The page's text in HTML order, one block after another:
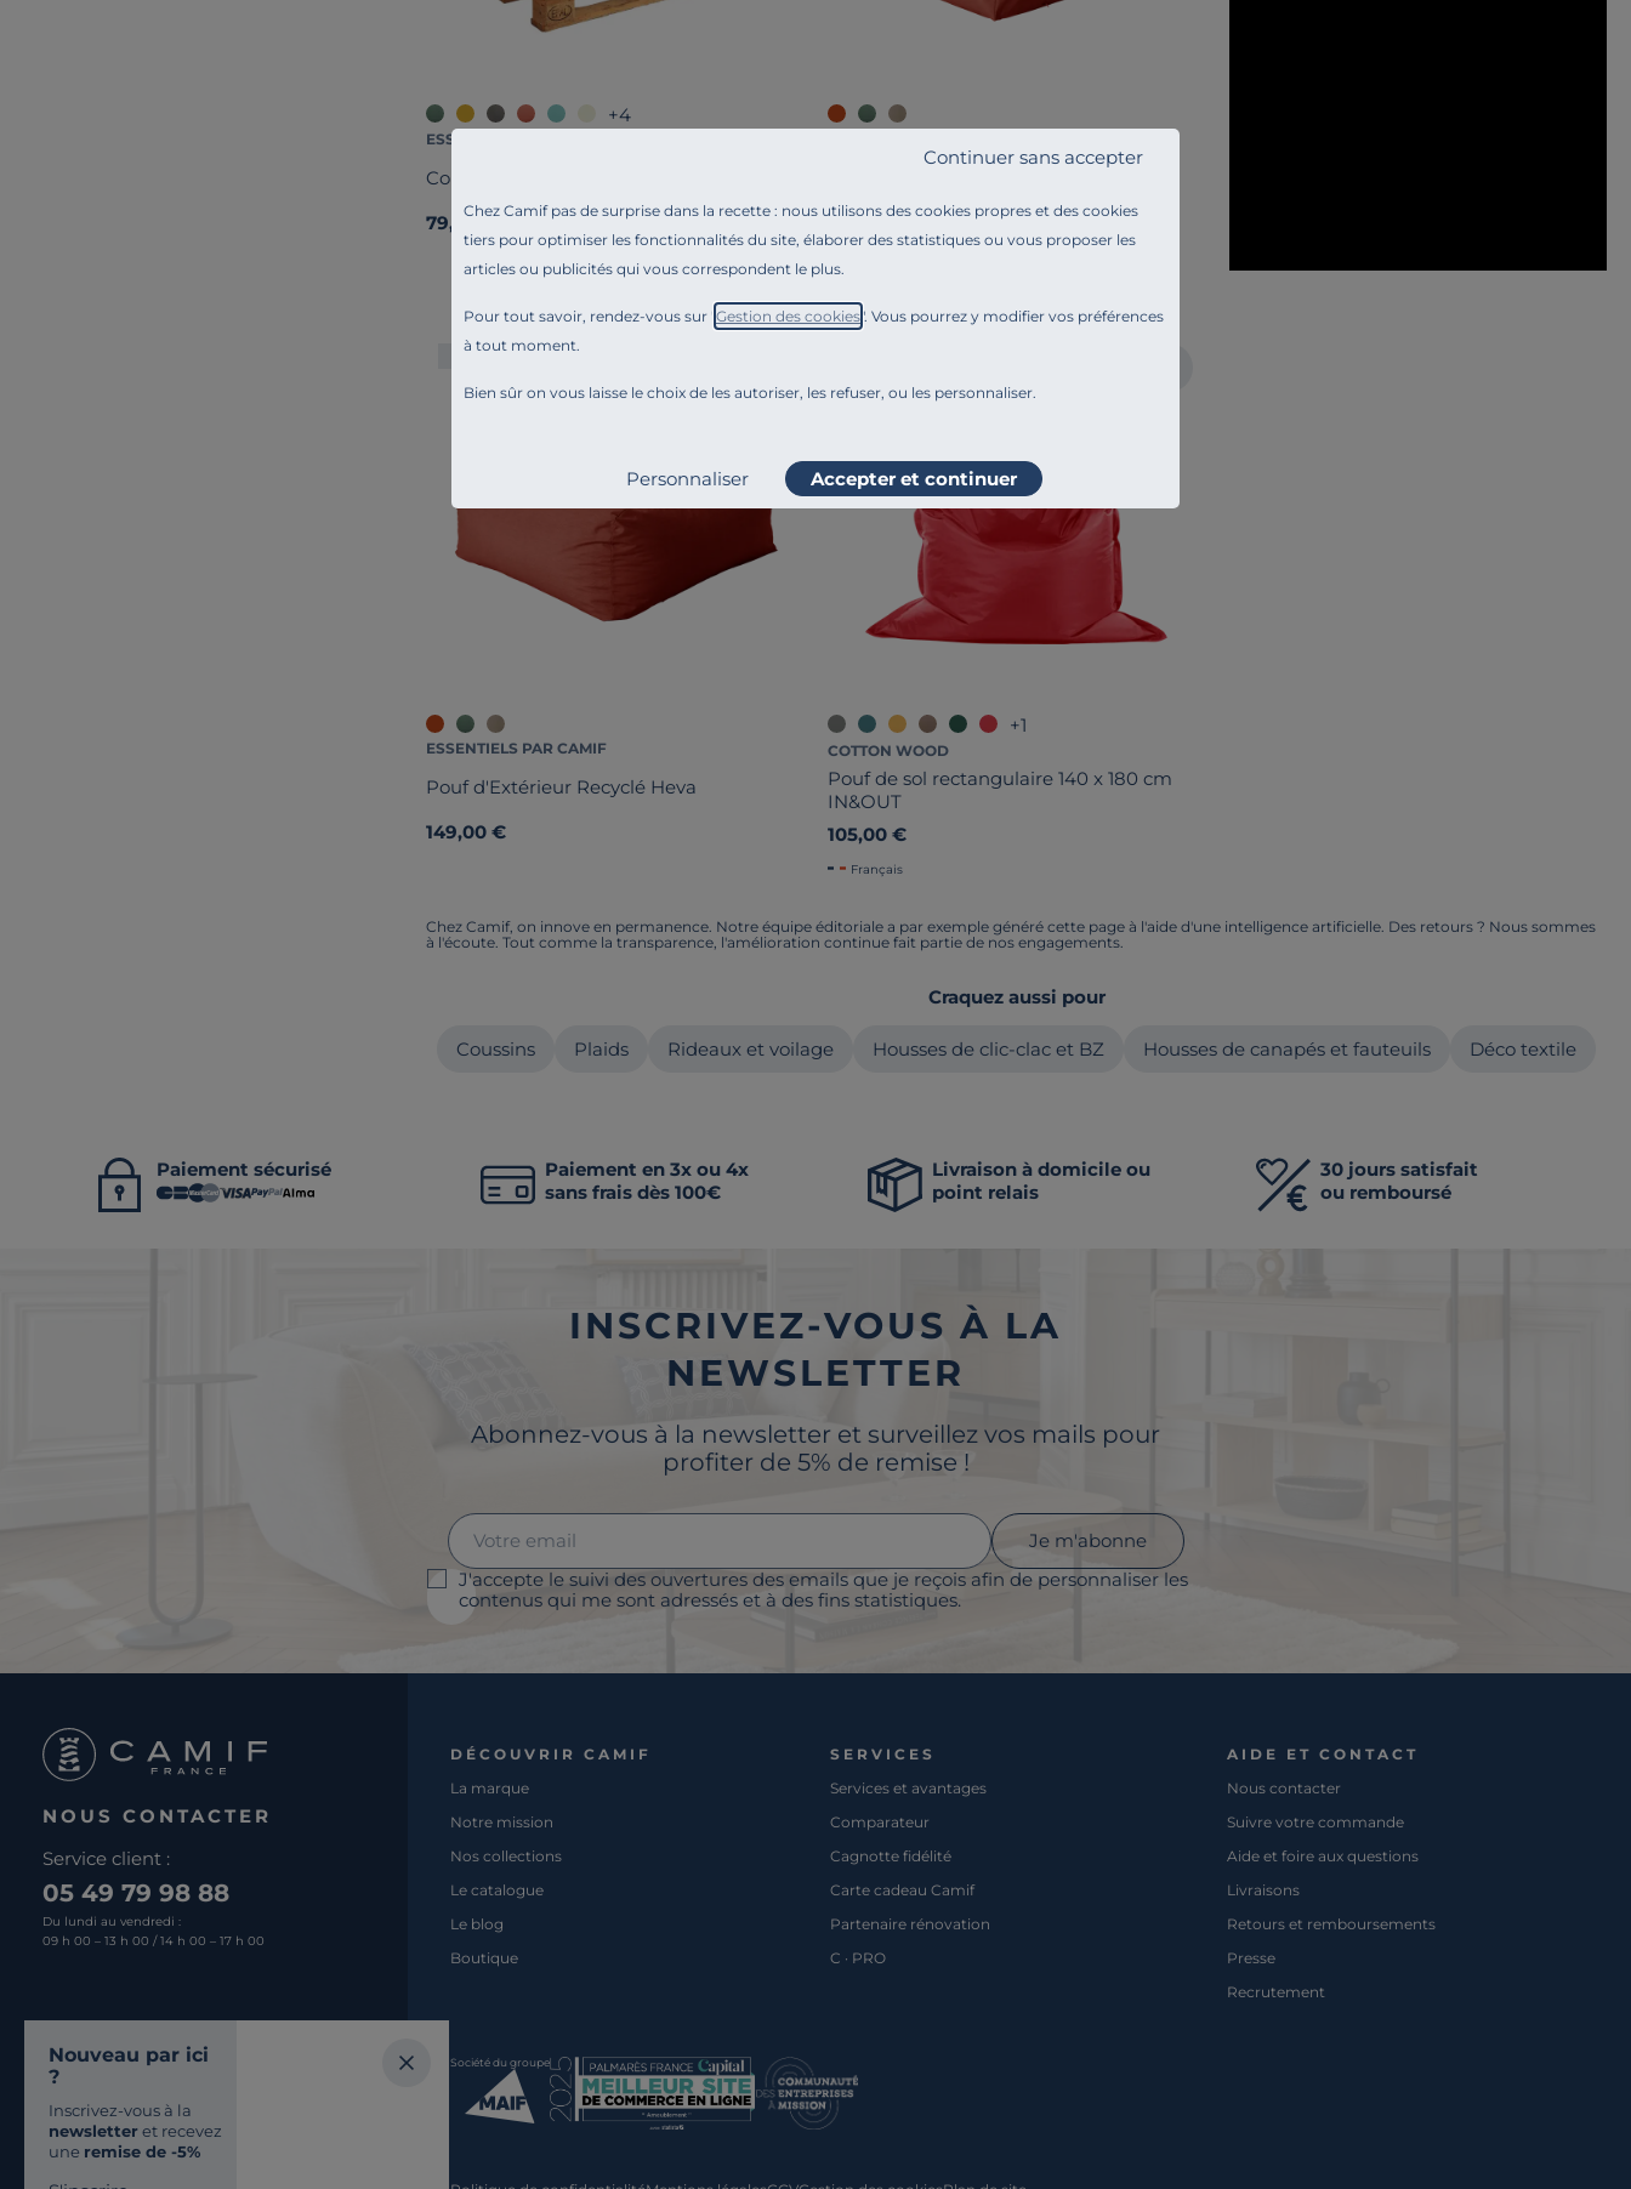
Chez Camif pas de surprise dans la recette : nous utilisons des cookies propres et des cookies
tiers pour optimiser les fonctionnalités du site, élaborer des statistiques ou vous proposer les
articles ou publicités qui vous correspondent le plus.
Pour tout savoir, rendez-vous sur " Gestion des cookies". Vous pourrez y modifier vos préférences
à tout moment.
Bien sûr on vous laisse le choix de les autoriser, les refuser, ou les personnaliser.
Continuer sans accepter
Personnaliser Accepter et continuer
+4
ESSENTIELS PAR CAMIF
Coussin matelas palette recyclé Heva
79,00 €
199,00 €
Exclusivité
ESSENTIELS PAR CAMIF
Pouf d'Extérieur Recyclé Heva
149,00 €
+1
COTTON WOOD
Pouf de sol rectangulaire 140 x 180 cm
IN&OUT
105,00 €
Français
Chez Camif, on innove en permanence. Notre équipe éditoriale a par exemple généré cette page à l'aide d'une intelligence artificielle. Des retours ? Nous sommes
à l'écoute. Tout comme la transparence, l'amélioration continue fait partie de nos engagements.
Craquez aussi pour
Coussins Plaids Rideaux et voilage Housses de clic-clac et BZ Housses de canapés et fauteuils Déco textile
Paiement sécurisé
Paiement en 3x ou 4x
sans frais dès 100€
Livraison à domicile ou
point relais
30 jours satisfait
ou remboursé
INSCRIVEZ-VOUS À LA
NEWSLETTER
Abonnez-vous à la newsletter et surveillez vos mails pour
profiter de 5% de remise !
J'accepte le suivi des ouvertures des emails que je reçois afin de personnaliser les
contenus qui me sont adressés et à des fins statistiques.
Je m'abonne
NOUS CONTACTER
Service client :
05 49 79 98 88
Du lundi au vendredi :
09 h 00 – 13 h 00 / 14 h 00 – 17 h 00
SUR LES RÉSEAUX
DÉCOUVRIR CAMIF
La marque
Notre mission
Nos collections
Le catalogue
Le blog
Boutique
SERVICES
Services et avantages
Comparateur
Cagnotte fidélité
Carte cadeau Camif
Partenaire rénovation
C · PRO
AIDE ET CONTACT
Nous contacter
Suivre votre commande
Aide et foire aux questions
Livraisons
Retours et remboursements
Presse
Recrutement
Société du groupe
Nouveau par ici
?
Inscrivez-vous à la
newsletteret recevez
une remise de -5%